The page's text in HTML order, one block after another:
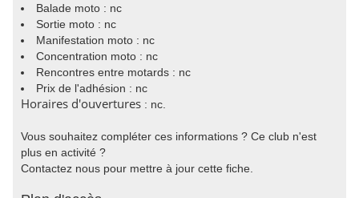
Balade moto : nc
Sortie moto : nc
Manifestation moto : nc
Concentration moto : nc
Rencontres entre motards : nc
Prix de l'adhésion : nc
Horaires d'ouvertures : nc.
Vous souhaitez compléter ces informations ? Ce club n'est
plus en activité ?
Contactez nous pour mettre à jour cette fiche.